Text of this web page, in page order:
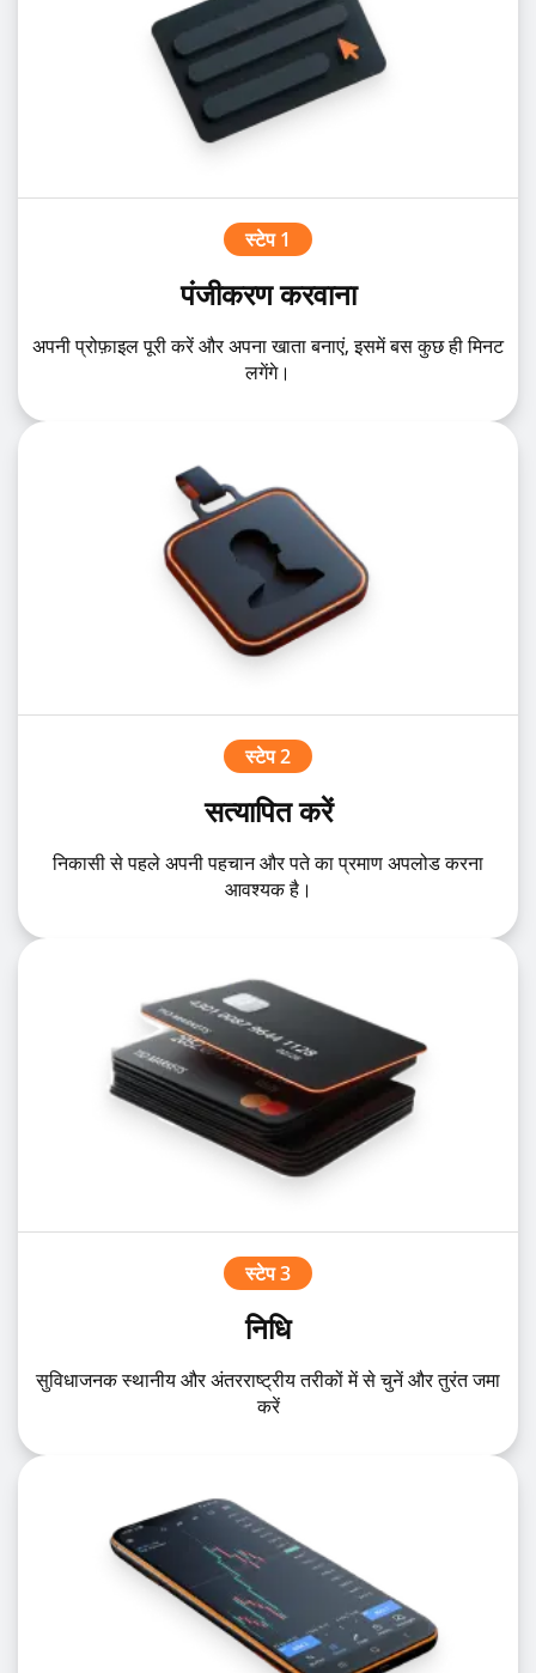
स्टेप 1
पंजीकरण करवाना
अपनी प्रोफ़ाइल पूरी करें और अपना खाता बनाएं, इसमें बस कुछ ही मिनट
लगेंगे।
स्टेप 2
सत्यापित करें
निकासी से पहले अपनी पहचान और पते का प्रमाण अपलोड करना
आवश्यक है।
स्टेप 3
निधि
सुविधाजनक स्थानीय और अंतरराष्ट्रीय तरीकों में से चुनें और तुरंत जमा
करें